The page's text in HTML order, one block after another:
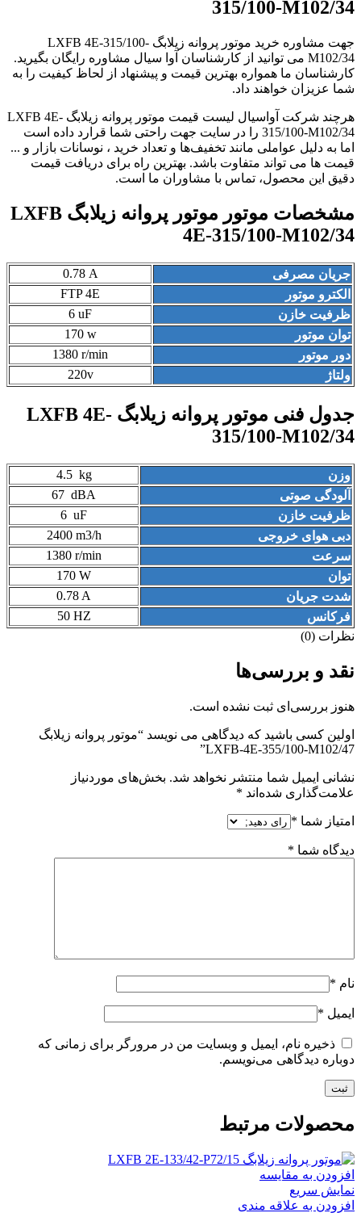
315/100-M102/34
جهت مشاوره خرید موتور پروانه زیلابگ LXFB 4E-315/100-
M102/34 می توانید از کارشناسان آوا سیال مشاوره رایگان بگیرید.
کارشناسان ما همواره بهترین قیمت و پیشنهاد از لحاظ کیفیت را به
شما عزیزان خواهند داد.
هرچند شرکت آواسیال لیست قیمت موتور پروانه زیلابگ LXFB 4E-
315/100-M102/34 را در سایت جهت راحتی شما قرارد داده است
اما به دلیل عواملی مانند تخفیف‌ها و تعداد خرید ، نوسانات بازار و ...
قیمت ها می تواند متفاوت باشد. بهترین راه برای دریافت قیمت
دقیق این محصول، تماس با مشاوران ما است.
مشخصات موتور موتور پروانه زیلابگ LXFB
4E-315/100-M102/34
0.78 A
جریان مصرفی
FTP 4E
الکترو موتور
6 uF
ظرفیت خازن
170 w
توان موتور
1380 r/min
دور موتور
220v
ولتاژ
جدول فنی موتور پروانه زیلابگ LXFB 4E-
315/100-M102/34
4.5 kg
وزن
67 dBA
آلودگی صوتی
6 uF
ظرفیت خازن
2400 m3/h
دبی هوای خروجی
1380 r/min
سرعت
170 W
توان
0.78 A
شدت جریان
50 HZ
فرکانس
نظرات (0)
نقد و بررسی‌ها
هنوز بررسی‌ای ثبت نشده است.
اولین کسی باشید که دیدگاهی می نویسد “موتور پروانه زیلابگ
LXFB-4E-355/100-M102/47”
نشانی ایمیل شما منتشر نخواهد شد. بخش‌های موردنیاز
علامت‌گذاری شده‌اند *
امتیاز شما *
دیدگاه شما *
نام *
ایمیل *
ذخیره نام، ایمیل و وبسایت من در مرورگر برای زمانی که
دوباره دیدگاهی می‌نویسم.
محصولات مرتبط
افزودن به مقایسه
نمایش سریع
افزودن به علاقه مندی